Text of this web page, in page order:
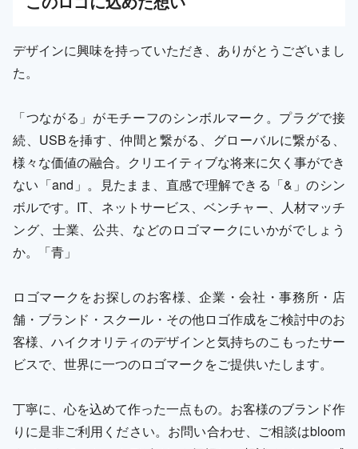
デザインに興味を持っていただき、ありがとうございまし
た。
「つながる」がモチーフのシンボルマーク。プラグで接
続、USBを挿す、仲間と繋がる、グローバルに繋がる、
様々な価値の融合。クリエイティブな将来に欠く事ができ
ない「and」。見たまま、直感で理解できる「&」のシン
ボルです。IT、ネットサービス、ベンチャー、人材マッチ
ング、士業、公共、などのロゴマークにいかがでしょう
か。「青」
ロゴマークをお探しのお客様、企業・会社・事務所・店
舗・ブランド・スクール・その他ロゴ作成をご検討中のお
客様、ハイクオリティのデザインと気持ちのこもったサー
ビスで、世界に一つのロゴマークをご提供いたします。
丁寧に、心を込めて作った一点もの。お客様のブランド作
りに是非ご利用ください。お問い合わせ、ご相談はbloom